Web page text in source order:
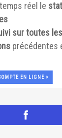
réel le
sur toutes les
précédentes
EN LIGNE >